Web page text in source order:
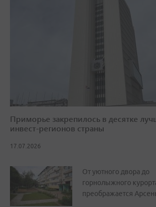
Приморье закрепилось в десятке
инвест-регионов страны
17.07.2026
От уютного двора до
горнолыжного
преображается